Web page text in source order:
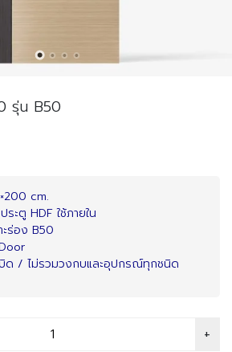
รุ่น B50
cm.
ระตู HDF ใช้ภายใน
ะร่อง B50
บิด / ไม่รวมวงกบและอุปกรณ์ทุกชนิด